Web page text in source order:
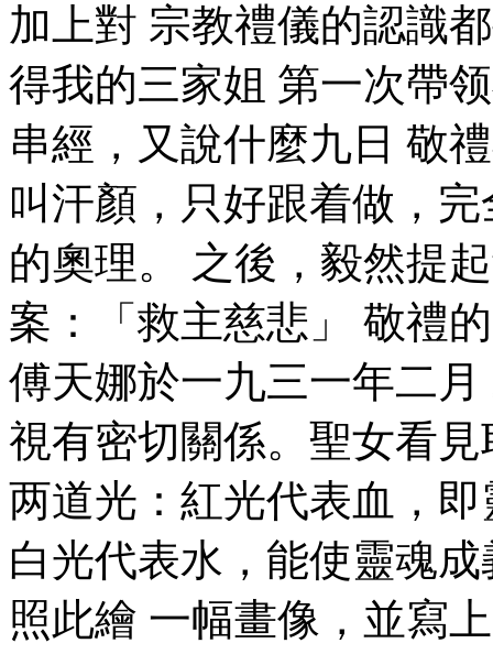
加上對 宗教禮儀的認識
得我的三家姐 第一次帶
串經，又說什麼九日 敬
叫汗顏，只好跟着做，
的奧理。 之後，毅然提
案：「救主慈悲」 敬禮
傅天娜於一九三一年二
視有密切關係。聖女看
两道光：紅光代表血，
白光代表水，能使靈魂
照此繪 一幅畫像，並寫